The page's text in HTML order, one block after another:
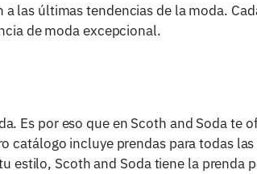
las últimas tendencias de la moda.
de moda excepcional.
Es por eso que en Scoth and Soda te
catálogo incluye prendas para todas
estilo, Scoth and Soda tiene la prenda